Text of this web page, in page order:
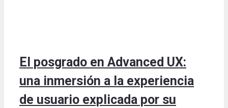
El posgrado en Advanced UX:
una inmersión a la experiencia
de usuario explicada por su